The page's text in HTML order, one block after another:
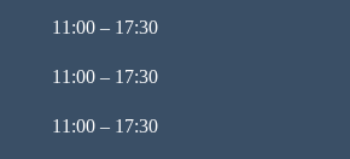
11:00 – 17:30
11:00 – 17:30
11:00 – 17:30